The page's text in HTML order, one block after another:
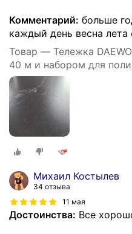
Комментарий: больше
каждый день весна лета
Товар — Тележка
40 м и набором для
Михаил Костылев
34 отзыва
11 мая
Достоинства: Все